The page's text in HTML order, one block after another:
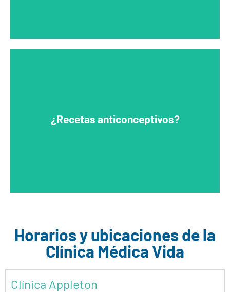
¿Recetas anticonceptivos?
No.
Horarios y ubicaciones de la
Clínica Médica Vida
Clínica Appleton